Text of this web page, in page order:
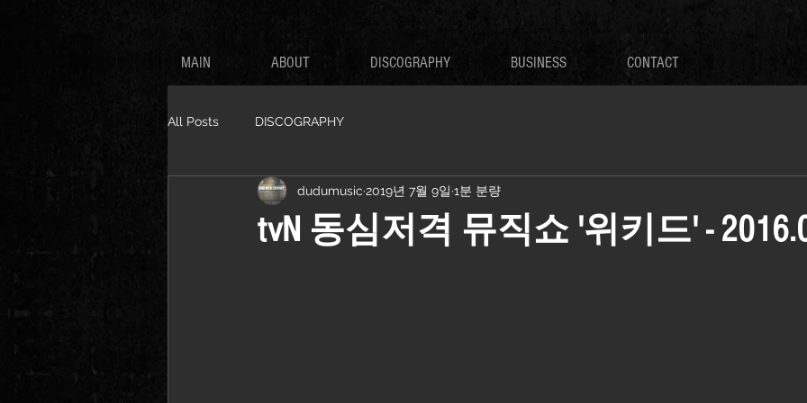
MAIN ABOUT DISCOGRAPHY BUSINESS CONTACT
All Posts DISCOGRAPHY
tvN 동심저격 뮤직쇼 '위키드' -
dudumusic 2019년 7월 9일 1분 분량